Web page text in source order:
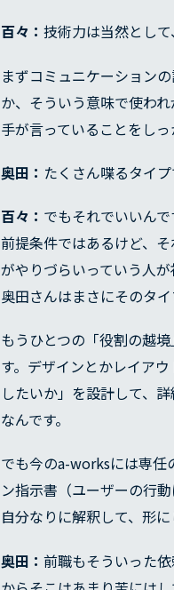
百々： 技術力は当然とし
まずコミュニケーション
か、そういう意味で使わ
手が言っていることをし
奥田： たくさん喋るタイ
百々： でもそれでいいん
前提条件ではあるけど、
がやりづらいっていう人
奥田さんはまさにそのタイ
もうひとつの「役割の越
す。デザインとかレイア
したいか」を設計して、
なんです。
でも今のa-worksには専任
ン指示書（ユーザーの行
自分なりに解釈して、形
奥田： 前職もそういった